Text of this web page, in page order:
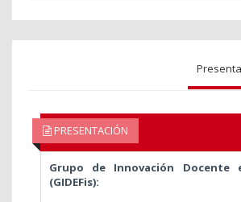
PRESENTACIÓN
Grupo de Innovación Docente
(GIDEFis):